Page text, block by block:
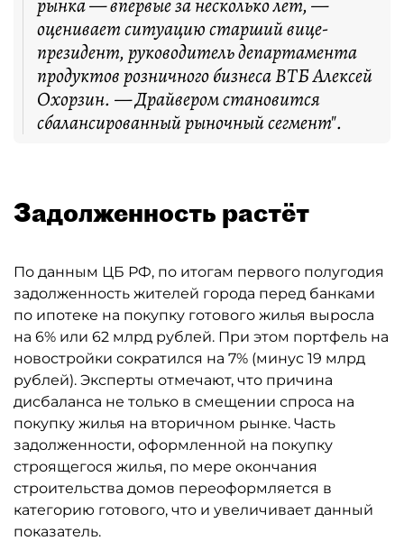
рынка — впервые за несколько лет, —
оценивает ситуацию старший вице-
президент, руководитель департамента
продуктов розничного бизнеса ВТБ Алексей
Охорзин. — Драйвером становится
сбалансированный рыночный сегмент".
Задолженность растёт
По данным ЦБ РФ, по итогам первого полугодия
задолженность жителей города перед банками
по ипотеке на покупку готового жилья выросла
на 6% или 62 млрд рублей. При этом портфель на
новостройки сократился на 7% (минус 19 млрд
рублей). Эксперты отмечают, что причина
дисбаланса не только в смещении спроса на
покупку жилья на вторичном рынке. Часть
задолженности, оформленной на покупку
строящегося жилья, по мере окончания
строительства домов переоформляется в
категорию готового, что и увеличивает данный
показатель.